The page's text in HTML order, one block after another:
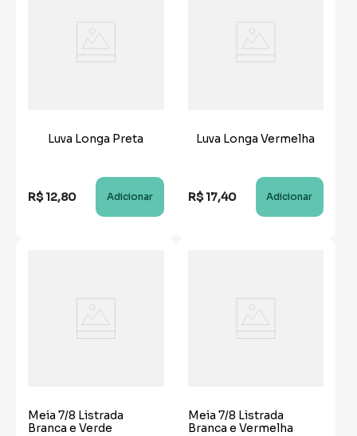
Luva Longa Preta
R$12,80 Adicionar
Luva Longa Vermelha
R$17,40 Adicionar
Meia 7/8 Listrada
Branca e Verde
Meia 7/8 Listrada
Branca e Vermelha